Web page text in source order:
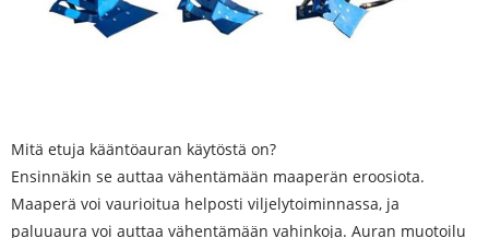
Mitä etuja kääntöauran käytöstä on?
Ensinnäkin se auttaa vähentämään maaperän eroosiota.
Maaperä voi vaurioitua helposti viljelytoiminnassa, ja
paluuaura voi auttaa vähentämään vahinkoja. Auran muotoilu